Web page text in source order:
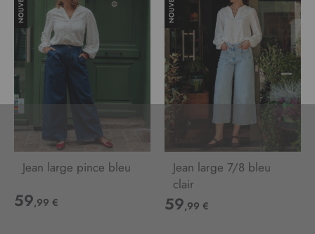
Jean large pince bleu
59,99 €
Jean large 7/8 bleu
clair
59,99 €